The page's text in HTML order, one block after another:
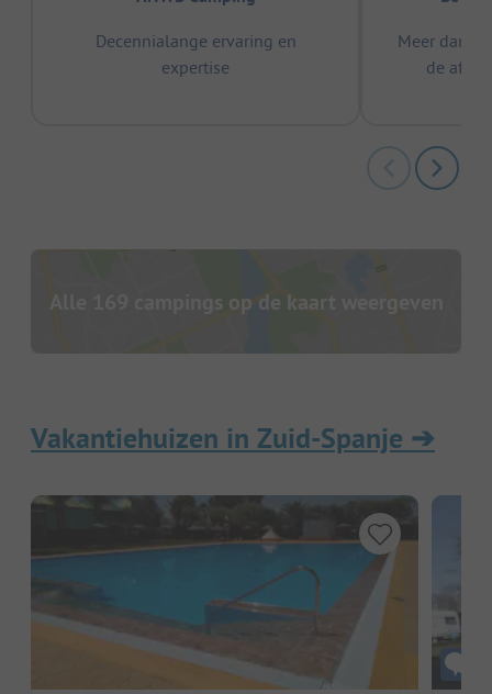
Decennialange ervaring en
expertise
Meer dan
de
Alle 169 campings op de kaart weergeven
Vakantiehuizen in Zuid-Spanje ➔